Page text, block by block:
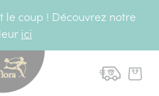
le coup ! Découvrez notre
ici